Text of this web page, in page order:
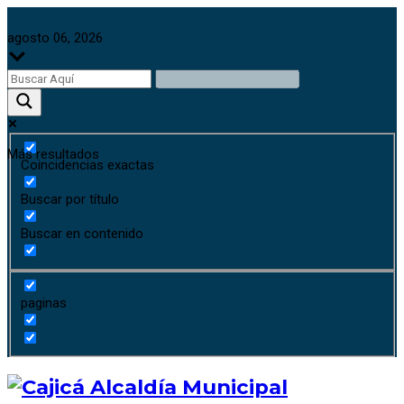
agosto 06, 2026
Más resultados
Coincidencias exactas
Buscar por título
Buscar en contenido
paginas